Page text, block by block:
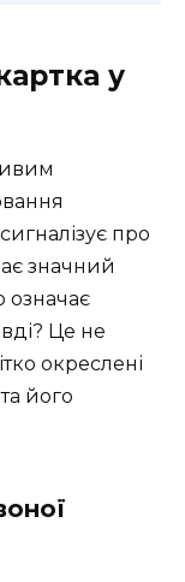
у
про
значний
означає
Це не
окреслені
його